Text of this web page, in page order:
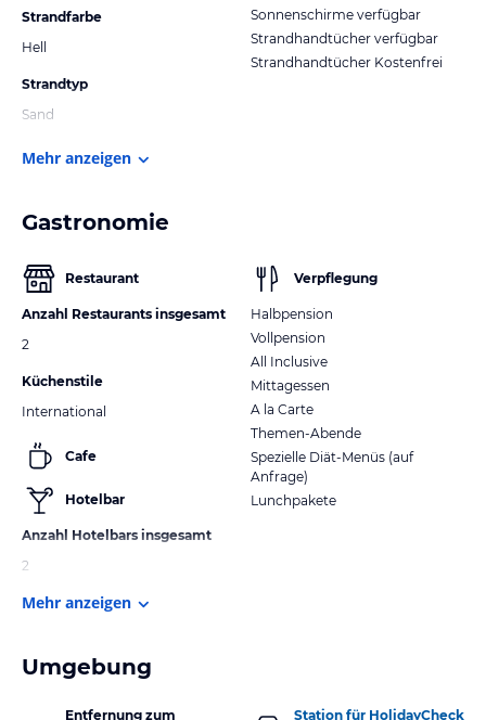
Strandfarbe
Hell
Strandtyp
Sand
Sonnenschirme verfügbar
Strandhandtücher verfügbar
Strandhandtücher Kostenfrei
Mehr anzeigen
Gastronomie
Restaurant
Anzahl Restaurants insgesamt
2
Küchenstile
International
Cafe
Hotelbar
Anzahl Hotelbars insgesamt
2
Verpflegung
Halbpension
Vollpension
All Inclusive
Mittagessen
A la Carte
Themen-Abende
Spezielle Diät-Menüs (auf
Anfrage)
Lunchpakete
Mehr anzeigen
Umgebung
Entfernung zum Station für HolidayCheck